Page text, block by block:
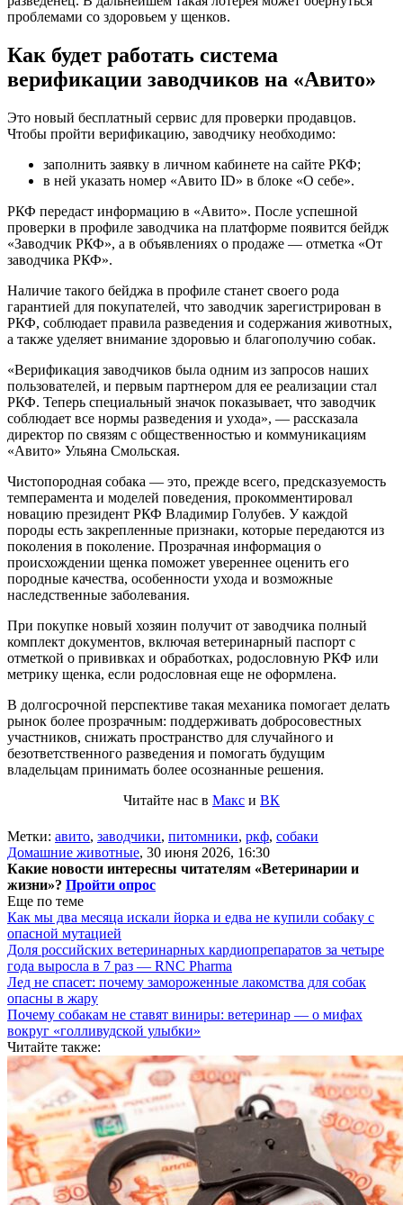
проблемами со здоровьем у щенков.
Как будет работать система
верификации заводчиков на «Авито»
Это новый бесплатный сервис для проверки продавцов.
Чтобы пройти верификацию, заводчику необходимо:
заполнить заявку в личном кабинете на сайте РКФ;
в ней указать номер «Авито ID» в блоке «О себе».
РКФ передаст информацию в «Авито». После успешной
проверки в профиле заводчика на платформе появится бейдж
«Заводчик РКФ», а в объявлениях о продаже — отметка «От
заводчика РКФ».
Наличие такого бейджа в профиле станет своего рода
гарантией для покупателей, что заводчик зарегистрирован в
РКФ, соблюдает правила разведения и содержания животных,
а также уделяет внимание здоровью и благополучию собак.
«Верификация заводчиков была одним из запросов наших
пользователей, и первым партнером для ее реализации стал
РКФ. Теперь специальный значок показывает, что заводчик
соблюдает все нормы разведения и ухода», — рассказала
директор по связям с общественностью и коммуникациям
«Авито» Ульяна Смольская.
Чистопородная собака — это, прежде всего, предсказуемость
темперамента и моделей поведения, прокомментировал
новацию президент РКФ Владимир Голубев. У каждой
породы есть закрепленные признаки, которые передаются из
поколения в поколение. Прозрачная информация о
происхождении щенка поможет увереннее оценить его
породные качества, особенности ухода и возможные
наследственные заболевания.
При покупке новый хозяин получит от заводчика полный
комплект документов, включая ветеринарный паспорт с
отметкой о прививках и обработках, родословную РКФ или
метрику щенка, если родословная еще не оформлена.
В долгосрочной перспективе такая механика помогает делать
рынок более прозрачным: поддерживать добросовестных
участников, снижать пространство для случайного и
безответственного разведения и помогать будущим
владельцам принимать более осознанные решения.
Читайте нас в Макс и ВК
Метки: авито, заводчики, питомники, ркф, собаки
Домашние животные, 30 июня 2026, 16:30
Какие новости интересны читателям «Ветеринарии и
жизни»? Пройти опрос
Еще по теме
Как мы два месяца искали йорка и едва не купили собаку с
опасной мутацией
Доля российских ветеринарных кардиопрепаратов за четыре
года выросла в 7 раз — RNC Pharma
Лед не спасет: почему замороженные лакомства для собак
опасны в жару
Почему собакам не ставят виниры: ветеринар — о мифах
вокруг «голливудской улыбки»
Читайте также: